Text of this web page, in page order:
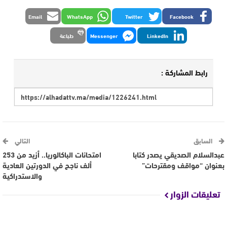
Facebook
Twitter
WhatsApp
Email
LinkedIn
Messenger طباعة
رابط المشاركة :
السابق
عبدالسلام الصديقي يصدر كتابا
بعنوان “مواقف ومقترحات”
التالي
امتحانات الباكالوريا.. أزيد من 253
ألف ناجح في الدورتين العادية
والاستدراكية
تعليقات الزوار